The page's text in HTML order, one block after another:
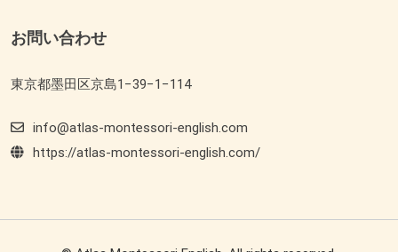
お問い合わせ
東京都墨田区京島1−39−1−114
info@atlas-montessori-english.com
https://atlas-montessori-english.com/